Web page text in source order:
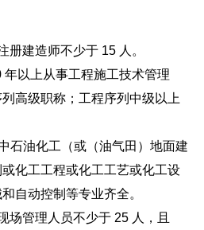
册建造师不少于 15 人。
年以上从事工程施工技术管理
高级职称；工程序列中级以上
石油化工（或（油气田）地面建
化工工程或化工工艺或化工设
自动控制等专业齐全。
场管理人员不少于 25 人，且